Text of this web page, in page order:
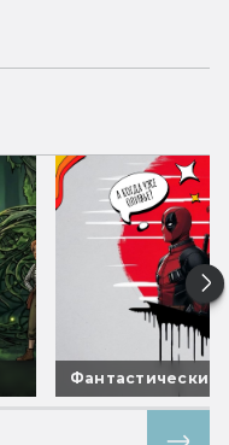
Фантастические